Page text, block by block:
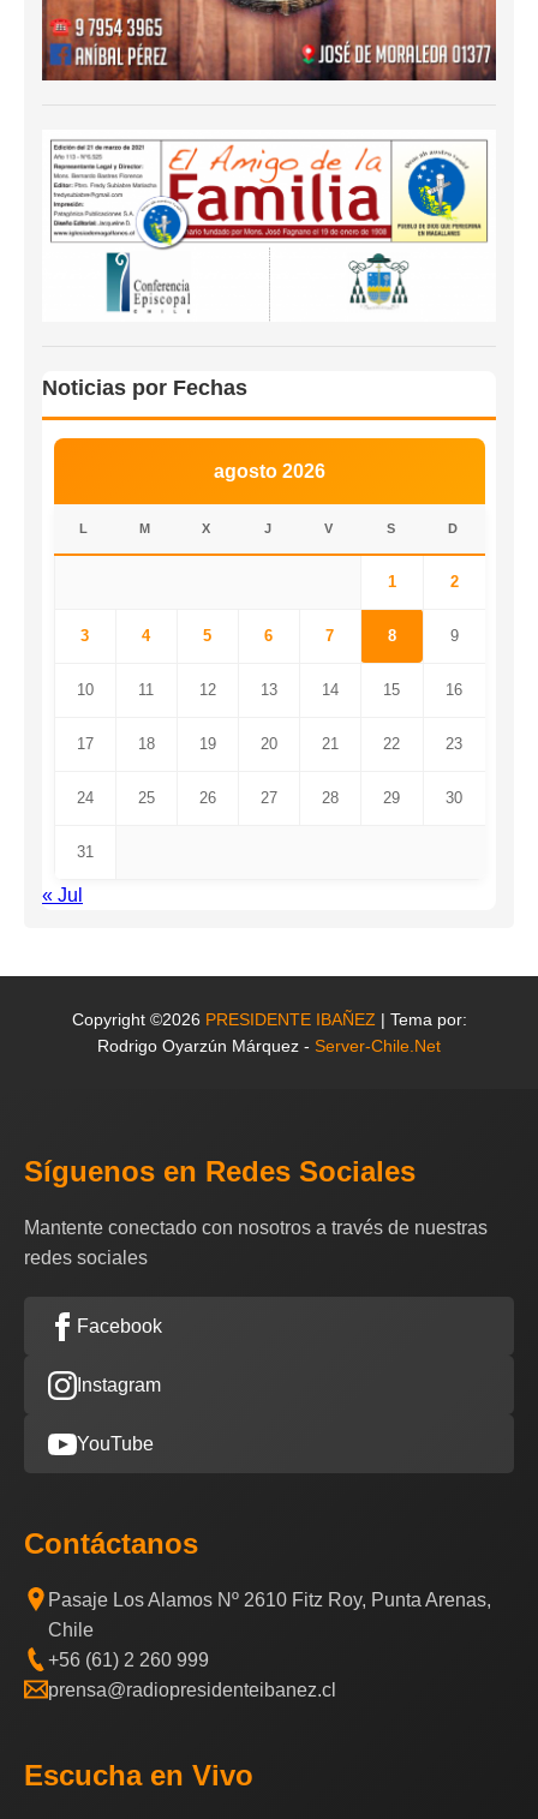
Noticias por Fechas
agosto 2026
L M X J V S D
1 2
3 4 5 6 7 8 9
10 11 12 13 14 15 16
17 18 19 20 21 22 23
24 25 26 27 28 29 30
31
« Jul
Copyright ©2026 PRESIDENTE IBAÑEZ | Tema por:
Rodrigo Oyarzún Márquez - Server-Chile.Net
Síguenos en Redes Sociales
Mantente conectado con nosotros a través de nuestras
redes sociales
Facebook
Instagram
YouTube
Contáctanos
Pasaje Los Alamos Nº 2610 Fitz Roy, Punta Arenas,
Chile
+56 (61) 2 260 999
prensa@radiopresidenteibanez.cl
Escucha en Vivo